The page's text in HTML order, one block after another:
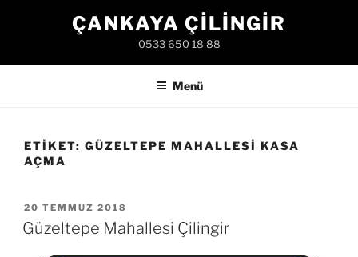
ÇANKAYA ÇILINGIR
0533 650 18 88
Menü
ETIKET: GÜZELTEPE MAHALLESI KASA
AÇMA
YAYIM
TARIHI
20 TEMMUZ 2018
Güzeltepe Mahallesi Çilingir